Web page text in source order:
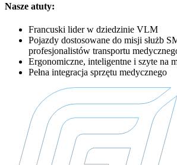
Nasze atuty:
Francuski lider w dziedzinie VLM
Pojazdy dostosowane do misji służb
profesjonalistów transportu
Ergonomiczne, inteligentne i szyte na
Pełna integracja sprzętu medycznego